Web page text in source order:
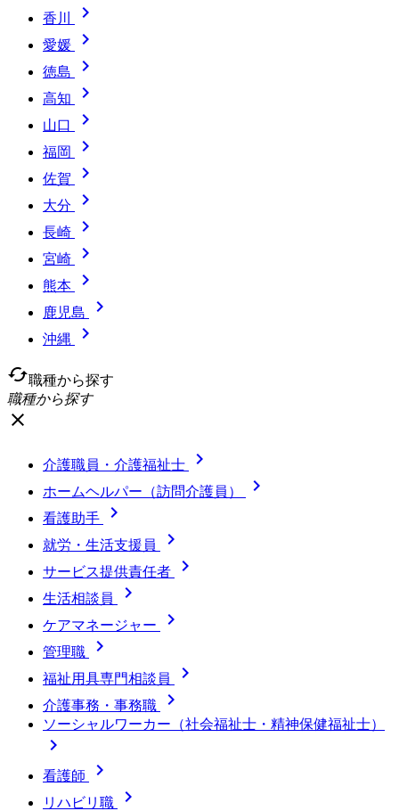
香川 
愛媛 
徳島 
高知 
山口 
福岡 
佐賀 
大分 
長崎 
宮崎 
熊本 
鹿児島 
沖縄

cached職種から探す
職種から探す
close
介護職員・介護福祉士 
ホームヘルパー（訪問介護員） 
看護助手 
就労・生活支援員 
サービス提供責任者 
生活相談員 
ケアマネージャー 
管理職 
福祉用具専門相談員 
介護事務・事務職 
ソーシャルワーカー（社会福祉士・精神保健福祉士）

看護師 
リハビリ職 